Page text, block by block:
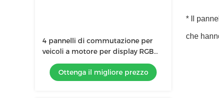
4 pannelli di commutazione per
veicoli a motore per display RGB
dimmabile a LED
Ottenga il migliore prezzo
* Il
che